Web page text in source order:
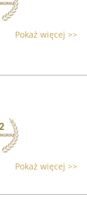
Pokaż więcej >>
Pokaż więcej >>